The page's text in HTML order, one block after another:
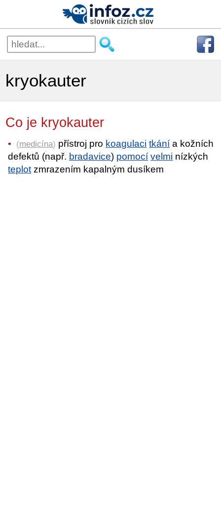
kryokauter
Co je kryokauter
(medicína) přístroj pro koagulaci tkání a kožních
defektů (např. bradavice) pomocí velmi nízkých
teplot zmrazením kapalným dusíkem